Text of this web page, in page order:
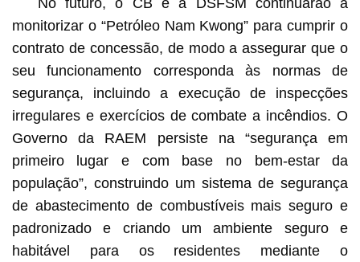
No futuro, o CB e a DSFSM continuarão a
monitorizar o “Petróleo Nam Kwong” para cumprir o
contrato de concessão, de modo a assegurar que o
seu funcionamento corresponda às normas de
segurança, incluindo a execução de inspecções
irregulares e exercícios de combate a incêndios. O
Governo da RAEM persiste na “segurança em
primeiro lugar e com base no bem-estar da
população”, construindo um sistema de segurança
de abastecimento de combustíveis mais seguro e
padronizado e criando um ambiente seguro e
habitável para os residentes mediante o